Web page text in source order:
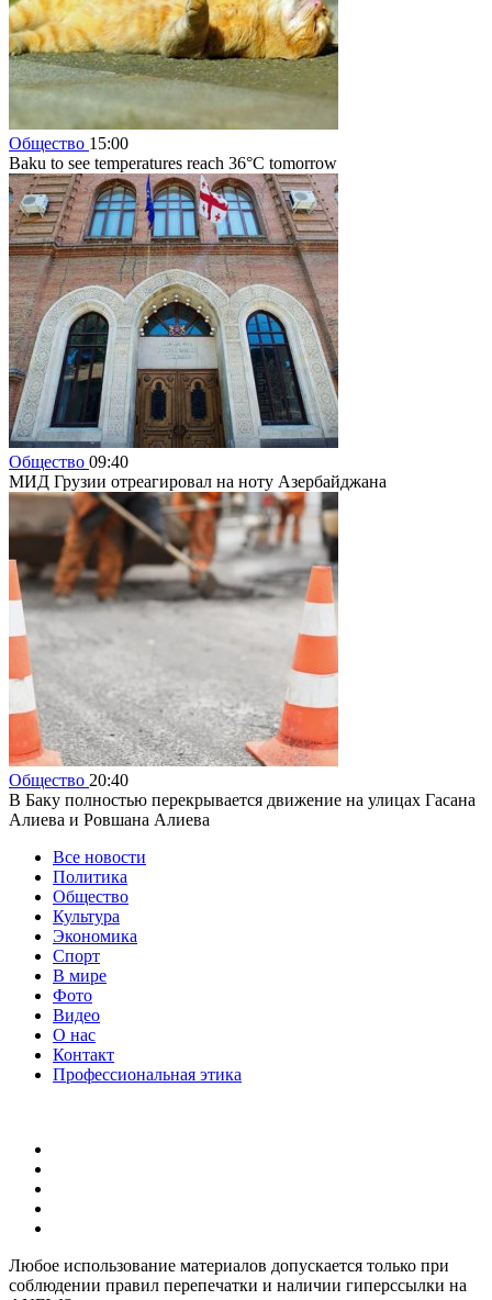
Общество 15:00
Baku to see temperatures reach 36°C tomorrow
Общество 09:40
МИД Грузии отреагировал на ноту Азербайджана
Общество 20:40
В Баку полностью перекрывается движение на улицах Гасана
Алиева и Ровшана Алиева
Все новости
Политика
Общество
Культура
Экономика
Спорт
В мире
Фото
Видео
О нас
Контакт
Профессиональная этика
Любое использование материалов допускается только при
соблюдении правил перепечатки и наличии гиперссылки на